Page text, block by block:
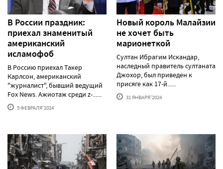
В России праздник:
приехал знаменитый
американский
исламофоб
В Россию приехал Такер
Карлсон, американский
"журналист", бывший ведущий
Fox News. Ажиотаж среди z-......
5 ФЕВРАЛЯ'2024
Новый король Малайзии
не хочет быть
марионеткой
Султан Ибрагим Искандар,
наследный правитель султаната
Джохор, был приведен к
присяге как 17-й......
31 ЯНВАРЯ'2024